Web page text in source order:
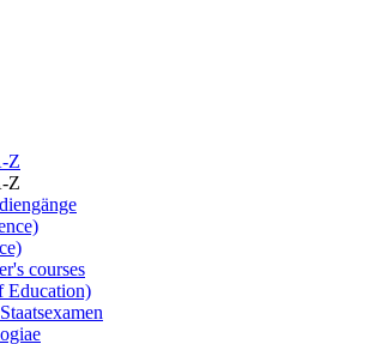
Z
Z
courses
Education)